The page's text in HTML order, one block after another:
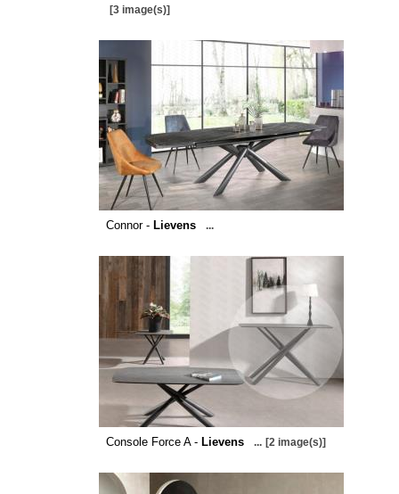
[3 image(s)]
Connor - Lievens ...
Console Force A - Lievens ... [2 image(s)]